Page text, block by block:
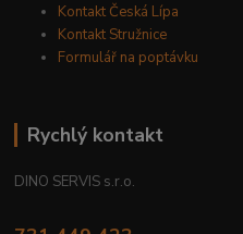
Kontakt Česká Lípa
Kontakt Stružnice
Formulář na poptávku
Rychlý kontakt
DINO SERVIS s.r.o.